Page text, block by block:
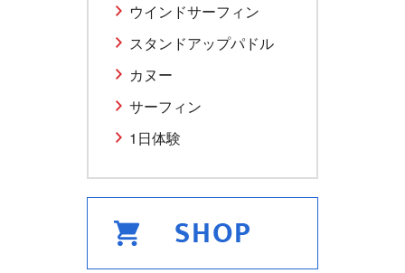
ウインドサーフィン
スタンドアップパドル
カヌー
サーフィン
1日体験